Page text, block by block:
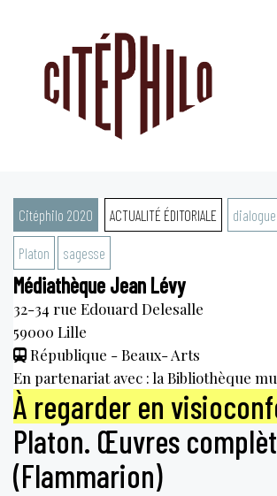
Citéphilo 2020 ACTUALITÉ ÉDITORIALE dialogue
Platon sagesse
Médiathèque Jean Lévy
32-34 rue Edouard Delesalle
59000 Lille
République - Beaux- Arts
En partenariat avec : la Bibliothèque
À regarder en
Platon. Œuvres
(Flammarion)